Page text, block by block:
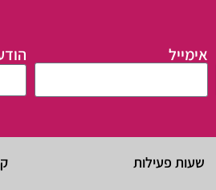
אימייל
שעות פעילות